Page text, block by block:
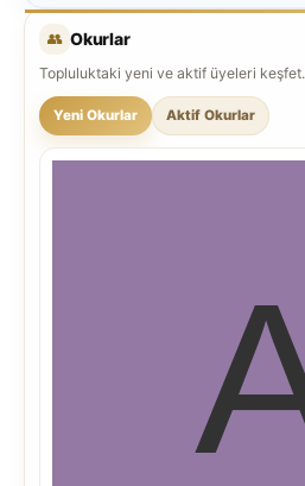
👥 Okurlar
Topluluktaki yeni ve aktif üyeleri keşfet.
Yeni Okurlar Aktif Okurlar